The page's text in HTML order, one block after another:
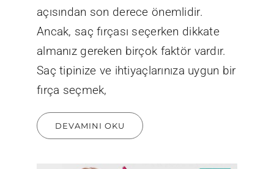
açısından son derece önemlidir.
Ancak, saç fırçası seçerken dikkate
almanız gereken birçok faktör vardır.
Saç tipinize ve ihtiyaçlarınıza uygun bir
fırça seçmek,
DEVAMINI OKU